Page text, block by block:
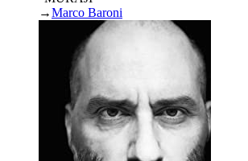
→Marco Baroni